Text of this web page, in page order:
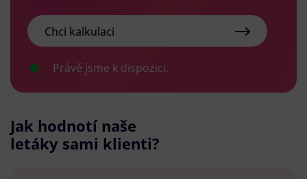
Chci kalkulaci
Právě jsme k dispozici.
Jak hodnotí naše
letáky sami klienti?